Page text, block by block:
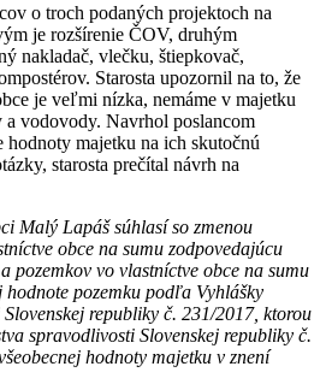
o troch podaných projektoch na
je rozšírenie ČOV, druhým
nakladač, vlečku, štiepkovač,
Starosta upozornil na to, že
je veľmi nízka, nemáme v majetku
a vodovody. Navrhol poslancom
majetku na ich skutočnú
starosta prečítal návrh na
Malý Lapáš súhlasí so zmenou
obce na sumu zodpovedajúcu
pozemkov vo vlastníctve obce na sumu
hodnote pozemku podľa Vyhlášky
republiky č. 231/2017, ktorou
spravodlivosti Slovenskej republiky č.
hodnoty majetku v znení